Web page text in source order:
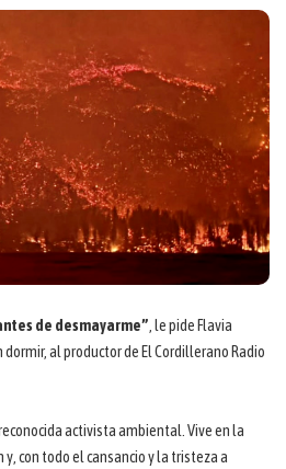
de desmayarme” , le pide Flavia
al productor de El Cordillerano Radio
activista ambiental. Vive en la
con todo el cansancio y la tristeza a